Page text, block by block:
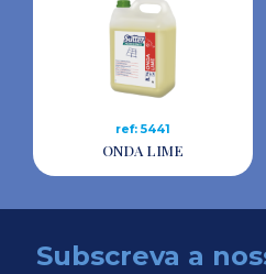
ref: 5441
ONDA LIME
Subscreva a